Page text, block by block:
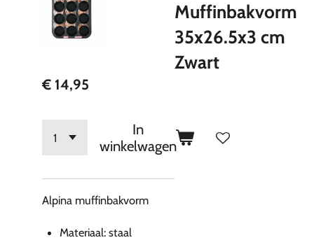
Muffinbakvorm
35x26.5x3 cm
Zwart
€ 14,95
In
winkelwagen
Alpina muffinbakvorm
Materiaal: staal